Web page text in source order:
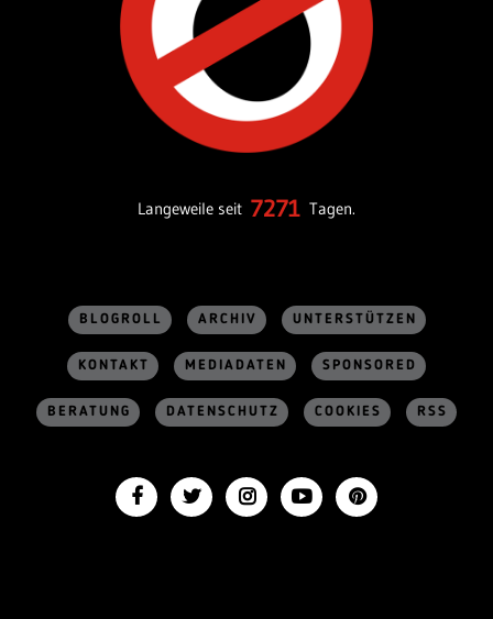
Langeweile seit 7271 Tagen.
BLOGROLL ARCHIV UNTERSTÜTZEN
KONTAKT MEDIADATEN SPONSORED
BERATUNG DATENSCHUTZ COOKIES RSS